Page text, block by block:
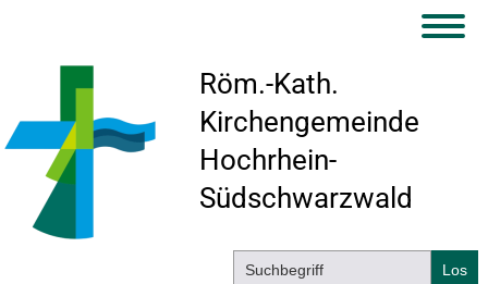
Röm.-Kath.
Kirchengemeinde
Hochrhein-
Südschwarzwald